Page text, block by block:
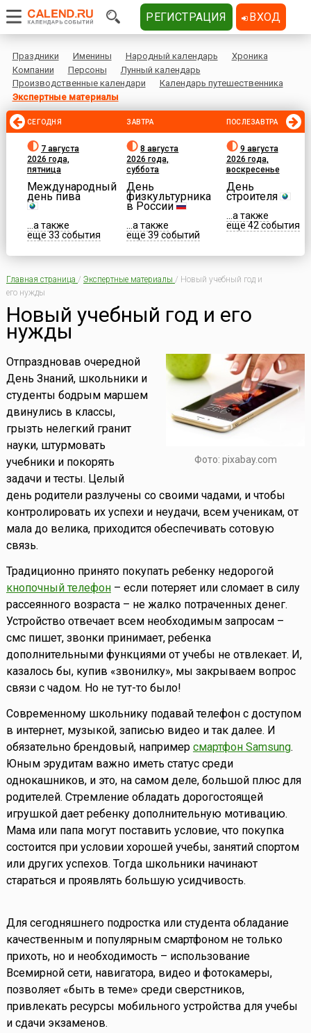
Праздники Именины Народный календарь
Хроника
Компании
Персоны
Лунный календарь
Производственные календари
Календарь путешественника
Экспертные материалы
СЕГОДНЯ
7 августа
2026 года,
пятница
Международный
день пива
...а также
еще 33 события
ЗАВТРА
8 августа
2026 года,
суббота
День
физкультурника
в России
...а также
еще 39 событий
ПОСЛЕЗАВТРА
9 августа
2026 года,
воскресенье
День
строителя
...а также
еще 42 события
Главная страница / Экспертные материалы / Новый учебный год и
его нужды
Новый учебный год и его
нужды
Фото: pixabay.com
Отпраздновав очередной
День Знаний, школьники и
студенты бодрым маршем
двинулись в классы,
грызть нелегкий гранит
науки, штурмовать
учебники и покорять
задачи и тесты. Целый
день родители разлучены со своими чадами, и чтобы
контролировать их успехи и неудачи, всем ученикам, от
мала до велика, приходится обеспечивать сотовую
связь.
Традиционно принято покупать ребенку недорогой
кнопочный телефон– если потеряет или сломает в силу
рассеянного возраста – не жалко потраченных денег.
Устройство отвечает всем необходимым запросам –
смс пишет, звонки принимает, ребенка
дополнительными функциями от учебы не отвлекает. И,
казалось бы, купив «звонилку», мы закрываем вопрос
связи с чадом. Но не тут-то было!
Современному школьнику подавай телефон с доступом
в интернет, музыкой, записью видео и так далее. И
обязательно брендовый, например смартфон Samsung.
Юным эрудитам важно иметь статус среди
однокашников, и это, на самом деле, большой плюс для
родителей. Стремление обладать дорогостоящей
игрушкой дает ребенку дополнительную мотивацию.
Мама или папа могут поставить условие, что покупка
состоится при условии хорошей учебы, занятий спортом
или других успехов. Тогда школьники начинают
стараться и проявлять большую усидчивость.
Для сегодняшнего подростка или студента обладание
качественным и популярным смартфоном не только
прихоть, но и необходимость – использование
Всемирной сети, навигатора, видео и фотокамеры,
позволяет «быть в теме» среди сверстников,
привлекать ресурсы мобильного устройства для учебы
и сдачи экзаменов.
РЕГИСТРАЦИЯ ВХОД